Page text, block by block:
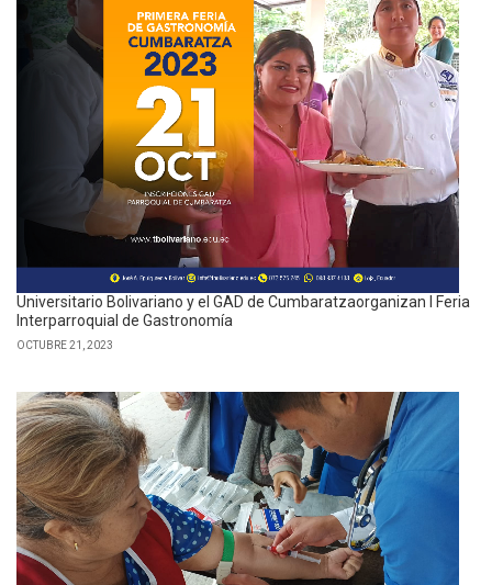
Universitario Bolivariano y el GAD de Cumbaratzaorganizan I Feria
Interparroquial de Gastronomía
OCTUBRE 21, 2023